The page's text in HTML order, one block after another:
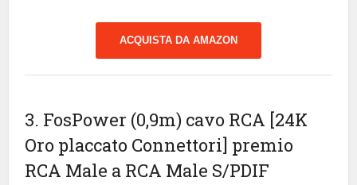
ACQUISTA DA AMAZON
3. FosPower (0,9m) cavo RCA [24K
Oro placcato Connettori] premio
RCA Male a RCA Male S/PDIF